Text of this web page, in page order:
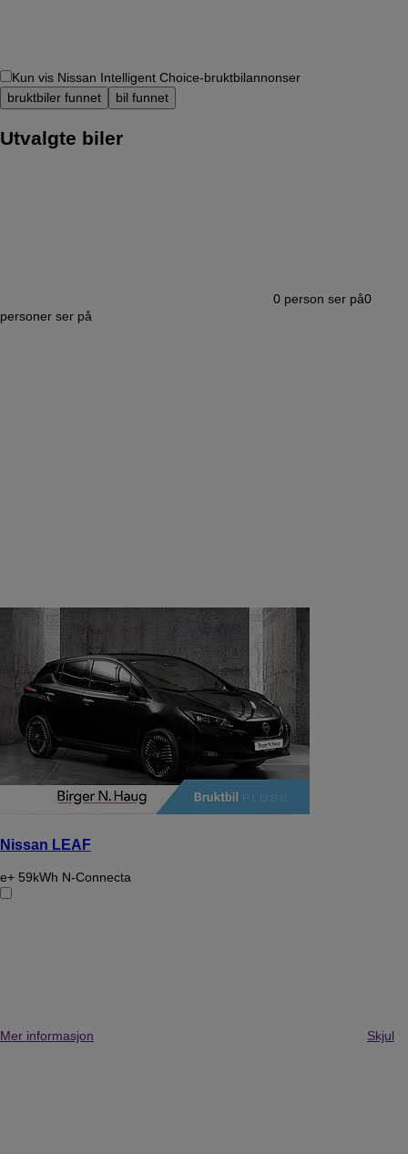
Kun vis Nissan Intelligent Choice-bruktbilannonser
bruktbiler funnet
bil funnet
Utvalgte biler
0 person ser på0
personer ser på
Nissan LEAF
e+ 59kWh N-Connecta
Mer informasjon Skjul